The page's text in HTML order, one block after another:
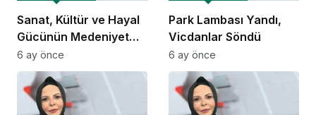
Sanat, Kültür ve Hayal
Gücünün Medeniyet
İnşası
6 ay önce
Park Lambası Yandı,
Vicdanlar Söndü
6 ay önce